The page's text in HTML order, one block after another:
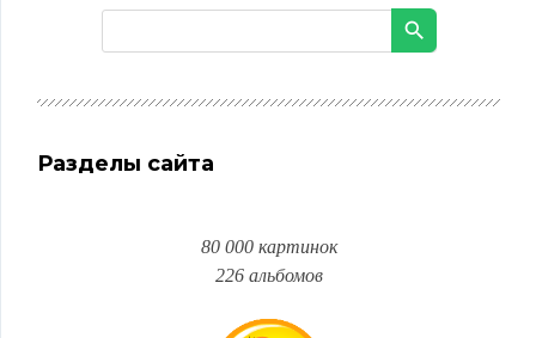
Разделы сайта
80 000 картинок
226 альбомов